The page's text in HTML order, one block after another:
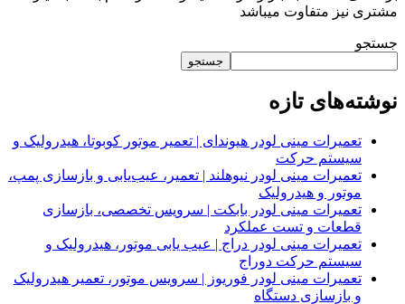
مشتری نیز متفاوت میباشد
جستجو
جستجو
نوشته‌های تازه
تعمیرات مینی لودر هیوندای | تعمیر موتور کوبوتا، هیدرولیک و
سیستم حرکت
تعمیرات مینی لودر نیوهلند | تعمیر، عیب‌یابی و بازسازی پمپ،
موتور و هیدرولیک
تعمیرات مینی لودر بابکت | سرویس تخصصی، بازسازی
قطعات و تست عملکرد
تعمیرات مینی لودر دراج | عیب یابی موتور، هیدرولیک و
سیستم حرکت دوراج
تعمیرات مینی لودر فوریوز | سرویس موتور، تعمیر هیدرولیک
و بازسازی دستگاه